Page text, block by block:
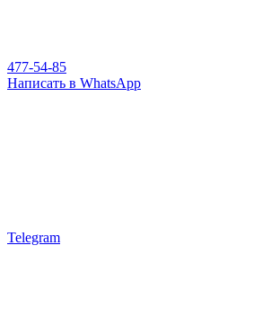
477-54-85
Написать в WhatsApp
Telegram